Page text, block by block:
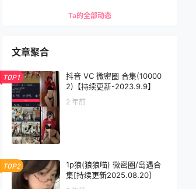
Ta的全部动态
文章聚合
TOP1
抖音 VC 微密圈 合集(10000
2)【持续更新-2023.9.9】
2 年前
TOP2
1p狼(狼狼喵) 微密圈/岛遇合
集[持续更新2025.08.20]